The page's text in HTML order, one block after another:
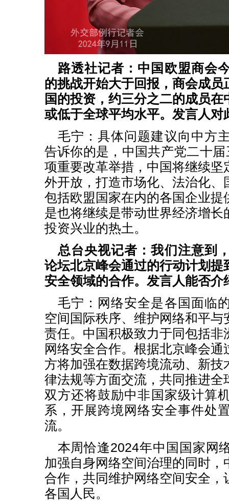
路透社记者：中国欧盟商会
的挑战开始大于回报，商会成员
国的投资，约三分之二的成员
或低于全球平均水平。发言人对
毛宁：具体问题建议向中方
告诉你的是，中国共产党二十
项重要改革举措，中国将继续坚
外开放，打造市场化、法治化、
包括欧盟国家在内的各国企业提
是也将继续是带动世界经济增长
投资兴业的热土。
总台央视记者：我们注意到
论坛北京峰会通过的行动计划提
安全领域的合作。发言人能否介
毛宁：网络安全是各国面临
空间国际秩序、维护网络和平
责任。中国积极致力于同包括非
网络安全合作。根据北京峰会
方将加强在数据跨境流动、新技
律法规等方面交流，共同推进全
双方还将鼓励中非国家级计算
系，开展跨境网络安全事件处
流。
本周恰逢2024年中国国家网
加强自身网络空间治理的同时，
合作，共同维护网络空间安全，
各国人民。